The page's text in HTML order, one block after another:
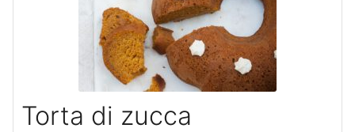
Torta di zucca